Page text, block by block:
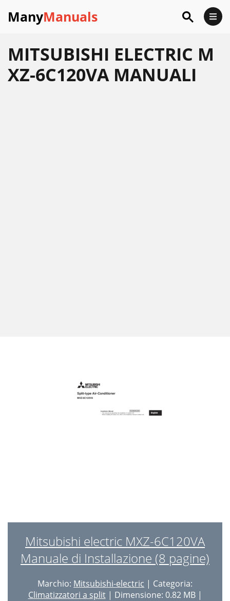
ManyManuals
MITSUBISHI ELECTRIC M
XZ-6C120VA MANUALI
Mitsubishi electric MXZ-6C120VA
Manuale di Installazione (8 pagine)
Marchio: Mitsubishi-electric | Categoria:
Climatizzatori a split| Dimensione: 0.82 MB |